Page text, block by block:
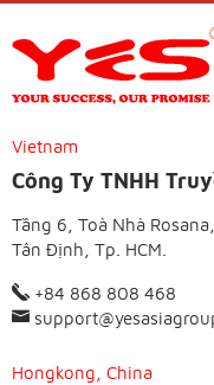
Vietnam
Công Ty TNHH
Tầng 6, Toà Nhà
Tân Định, Tp. HCM.
+84 868 808 468
Hongkong, China